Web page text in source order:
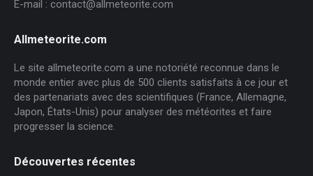
E-mail : contact@allmeteorite.com
Allmeteorite.com
Le site allmeteorite.com a une notoriété reconnue dans le
monde entier avec plus de 500 clients satisfaits à ce jour et
des partenariats avec des scientifiques (France, Allemagne,
Japon, États-Unis) pour analyser des météorites et faire
progresser la science.
Découvertes récentes